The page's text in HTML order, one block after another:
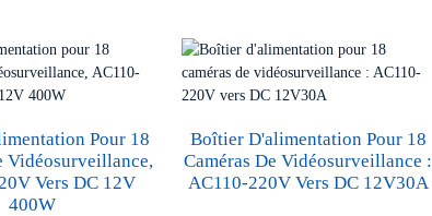
Pour 18
Vidéosurveillance,
Vers DC 12V
400W
Boîtier D'alimentation Pour 18
Caméras De Vidéosurveillance :
AC110-220V Vers DC 12V30A